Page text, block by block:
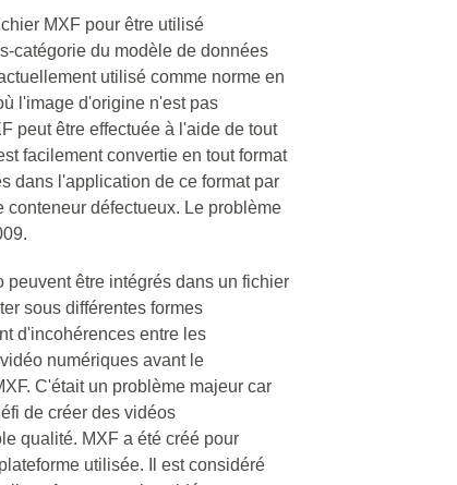
MXF pour être utilisé
catégorie du modèle de données
utilisé comme norme en
l'image d'origine n'est pas
peut être effectuée à l'aide de tout
facilement convertie en tout format
dans l'application de ce format par
défectueux. Le problème
être intégrés dans un fichier
sous différentes formes
d'incohérences entre les
numériques avant le
C'était un problème majeur car
de créer des vidéos
qualité. MXF a été créé pour
utilisée. Il est considéré